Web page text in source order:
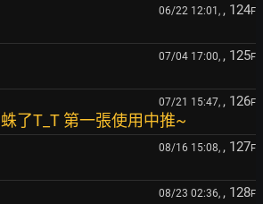
06/22 12:01, , 124F
07/04 17:00, , 125F
07/21 15:47, , 126F
了T_T 第一張使用中推~
08/16 15:08, , 127F
08/23 02:36, , 128F